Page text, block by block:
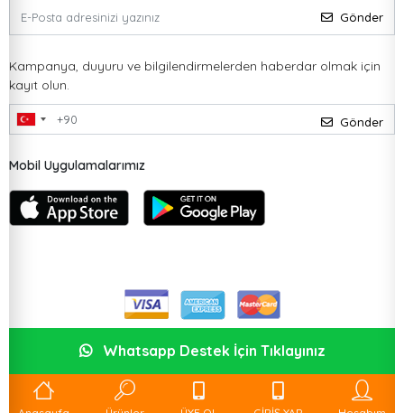
Gönder
Kampanya, duyuru ve bilgilendirmelerden haberdar olmak için
kayıt olun.
Gönder
Mobil Uygulamalarımız
Whatsapp Destek İçin Tıklayınız